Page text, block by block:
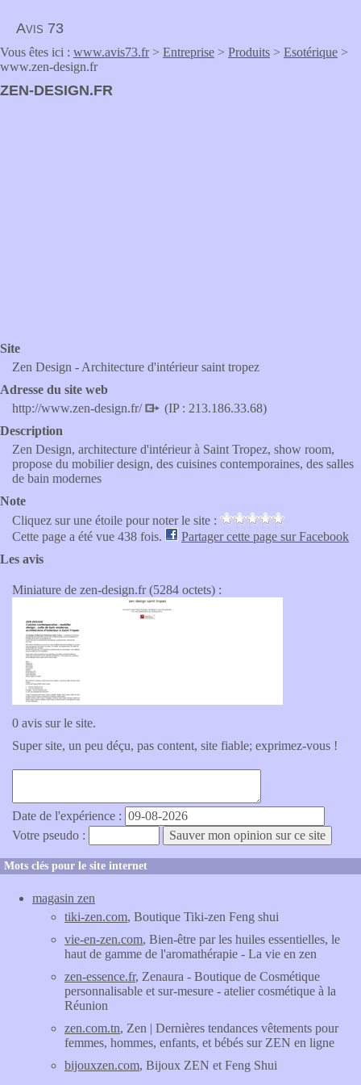
Avis 73
Vous êtes ici : www.avis73.fr> Entreprise > Produits > Esotérique >
www.zen-design.fr
ZEN-DESIGN.FR
Site
Zen Design - Architecture d'intérieur saint tropez
Adresse du site web
http://www.zen-design.fr/
(IP : 213.186.33.68)
Description
Zen Design, architecture d'intérieur à Saint Tropez, show room,
propose du mobilier design, des cuisines contemporaines, des salles
de bain modernes
Note
Cliquez sur une étoile pour noter le site :
Cette page a été vue 438 fois.
Partager cette page sur Facebook
Les avis
Miniature de zen-design.fr (5284 octets) :
0 avis sur le site.
Super site, un peu déçu, pas content, site fiable; exprimez-vous !
Date de l'expérience :
Votre pseudo :
Mots clés pour le site internet
magasin zen
tiki-zen.com, Boutique Tiki-zen Feng shui
vie-en-zen.com, Bien-être par les huiles essentielles, le
haut de gamme de l'aromathérapie - La vie en zen
zen-essence.fr, Zenaura - Boutique de Cosmétique
personnalisable et sur-mesure - atelier cosmétique à la
Réunion
zen.com.tn, Zen | Dernières tendances vêtements pour
femmes, hommes, enfants, et bébés sur ZEN en ligne
bijouxzen.com, Bijoux ZEN et Feng Shui